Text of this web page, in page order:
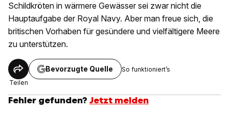
Schildkröten in wärmere Gewässer sei zwar nicht die
Hauptaufgabe der Royal Navy. Aber man freue sich, die
britischen Vorhaben für gesündere und vielfältigere Meere
zu unterstützen.
Teilen
Bevorzugte Quelle So funktioniert’s
Fehler gefunden? Jetzt melden